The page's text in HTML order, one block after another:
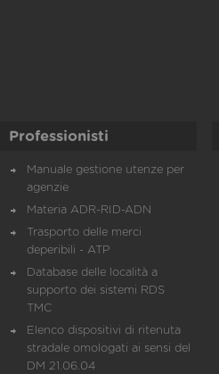
Professionisti
Manuale gestione utenze per
agenzie
Materia ADR-RID-ADN
Trasporto delle merci
deperibili - ATP
Database delle località a
supporto dei sistemi RDS
TMC
Elenco dispositivi di ritenuta
stradale omologati ai sensi del
DM 21.06.04